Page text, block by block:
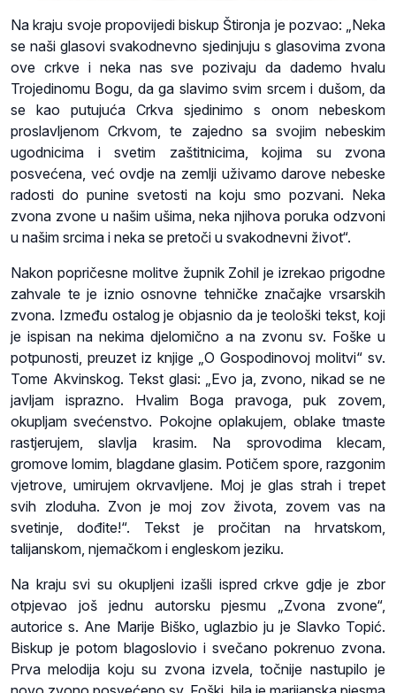
Na kraju svoje propovijedi biskup Štironja je pozvao: „Neka
se naši glasovi svakodnevno sjedinjuju s glasovima zvona
ove crkve i neka nas sve pozivaju da dademo hvalu
Trojedinomu Bogu, da ga slavimo svim srcem i dušom, da
se kao putujuća Crkva sjedinimo s onom nebeskom
proslavljenom Crkvom, te zajedno sa svojim nebeskim
ugodnicima i svetim zaštitnicima, kojima su zvona
posvećena, već ovdje na zemlji uživamo darove nebeske
radosti do punine svetosti na koju smo pozvani. Neka
zvona zvone u našim ušima, neka njihova poruka odzvoni
u našim srcima i neka se pretoči u svakodnevni život“.
Nakon popričesne molitve župnik Zohil je izrekao prigodne
zahvale te je iznio osnovne tehničke značajke vrsarskih
zvona. Između ostalog je objasnio da je teološki tekst, koji
je ispisan na nekima djelomično a na zvonu sv. Foške u
potpunosti, preuzet iz knjige „O Gospodinovoj molitvi“ sv.
Tome Akvinskog. Tekst glasi: „Evo ja, zvono, nikad se ne
javljam isprazno. Hvalim Boga pravoga, puk zovem,
okupljam svećenstvo. Pokojne oplakujem, oblake tmaste
rastjerujem, slavlja krasim. Na sprovodima klecam,
gromove lomim, blagdane glasim. Potičem spore, razgonim
vjetrove, umirujem okrvavljene. Moj je glas strah i trepet
svih zloduha. Zvon je moj zov života, zovem vas na
svetinje, dođite!“. Tekst je pročitan na hrvatskom,
talijanskom, njemačkom i engleskom jeziku.
Na kraju svi su okupljeni izašli ispred crkve gdje je zbor
otpjevao još jednu autorsku pjesmu „Zvona zvone“,
autorice s. Ane Marije Biško, uglazbio ju je Slavko Topić.
Biskup je potom blagoslovio i svečano pokrenuo zvona.
Prva melodija koju su zvona izvela, točnije nastupilo je